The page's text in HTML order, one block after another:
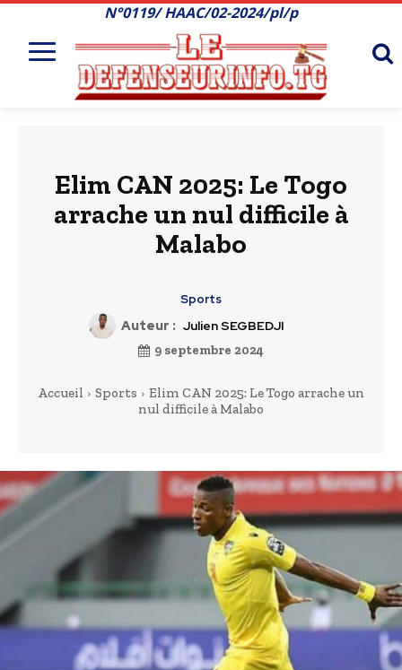
N°0119/ HAAC/02-2024/pl/p
Elim CAN 2025: Le Togo
arrache un nul difficile à
Malabo
Sports
Auteur : Julien SEGBEDJI
9 septembre 2024
Accueil Sports
Elim CAN 2025: Le Togo arrache un
nul difficile à Malabo